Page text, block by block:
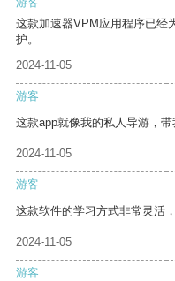
这款加速器VPM应用程序已经
护。
2024-11-05
游客
这款app就像我的私人导游，带
2024-11-05
游客
这款软件的学习方式非常灵活
2024-11-05
游客